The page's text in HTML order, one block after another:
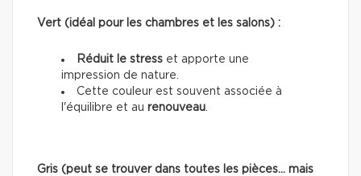
Vert (idéal pour les chambres et les salons) :
Réduit le stress et apporte une
impression de nature.
Cette couleur est souvent associée à
l'équilibre et au renouveau
Gris (peut se trouver dans toutes les pièces… mais